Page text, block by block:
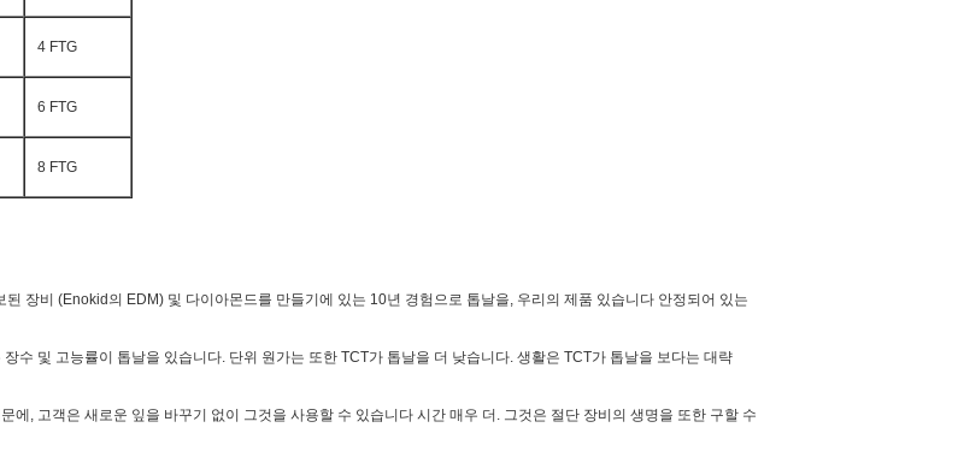
4 FTG
6 FTG
8 FTG
장비 (Enokid의 EDM) 및 다이아몬드를 만들기에 있는 10년 경험으로 톱날을, 우리의 제품 있습니다 안정되어 있는
수 및 고능률이 톱날을 있습니다. 단위 원가는 또한 TCT가 톱날을 더 낮습니다. 생활은 TCT가 톱날을 보다는 대략
에, 고객은 새로운 잎을 바꾸기 없이 그것을 사용할 수 있습니다 시간 매우 더. 그것은 절단 장비의 생명을 또한 구할 수